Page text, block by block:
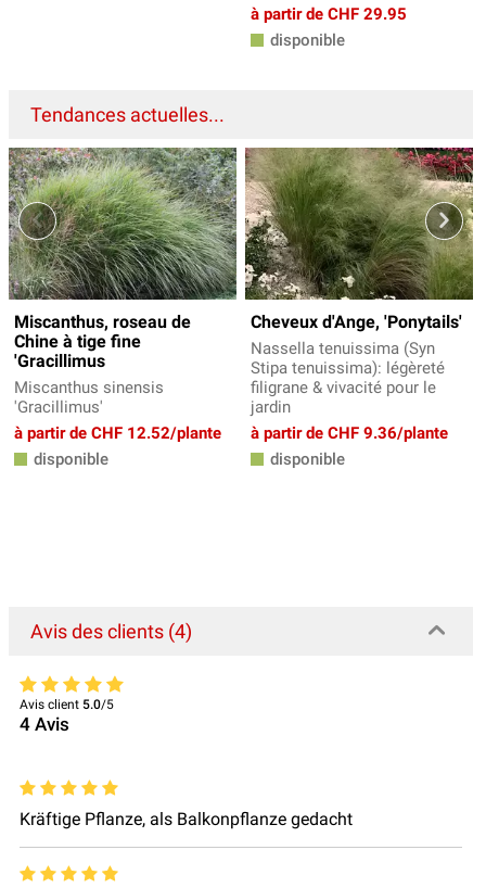
à partir de CHF 29.95
disponible
Tendances actuelles...
Miscanthus, roseau de
Chine à tige fine
'Gracillimus
Miscanthus sinensis
'Gracillimus'
à partir de CHF 12.52/plante
disponible
Cheveux d'Ange, 'Ponytails'
Nassella tenuissima (Syn
Stipa tenuissima): légèreté
filigrane & vivacité pour le
jardin
à partir de CHF 9.36/plante
disponible
Avis des clients (4)
Avis client 5.0/5
4 Avis
Kräftige Pflanze, als Balkonpflanze gedacht